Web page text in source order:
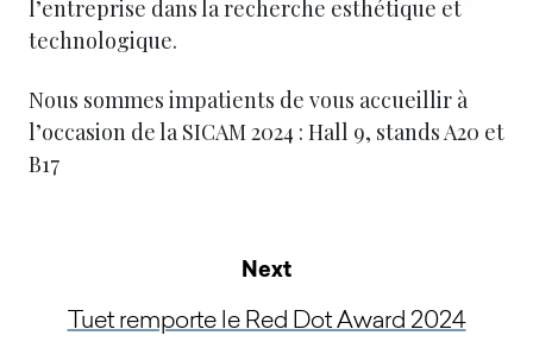
l’entreprise dans la recherche esthétique et
technologique.
Nous sommes impatients de vous accueillir à
l’occasion de la SICAM 2024 : Hall 9, stands A20 et
B17
Next
Tuet remporte le Red Dot Award 2024